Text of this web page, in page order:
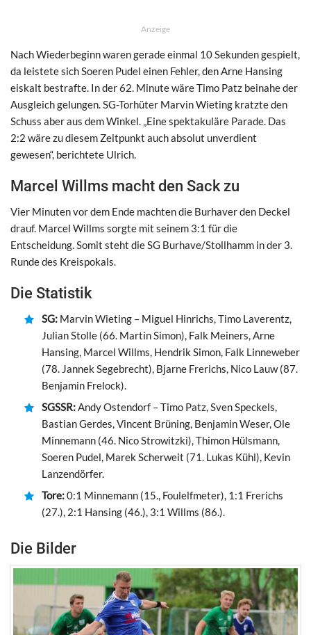
Anzeige
Nach Wiederbeginn waren gerade einmal 10 Sekunden gespielt,
da leistete sich Soeren Pudel einen Fehler, den Arne Hansing
eiskalt bestrafte. In der 62. Minute wäre Timo Patz beinahe der
Ausgleich gelungen. SG-Torhüter Marvin Wieting kratzte den
Schuss aber aus dem Winkel. „Eine spektakuläre Parade. Das
2:2 wäre zu diesem Zeitpunkt auch absolut unverdient
gewesen“, berichtete Ulrich.
Marcel Willms macht den Sack zu
Vier Minuten vor dem Ende machten die Burhaver den Deckel
drauf. Marcel Willms sorgte mit seinem 3:1 für die
Entscheidung. Somit steht die SG Burhave/Stollhamm in der 3.
Runde des Kreispokals.
Die Statistik
SG: Marvin Wieting – Miguel Hinrichs, Timo Laverentz,
Julian Stolle (66. Martin Simon), Falk Meiners, Arne
Hansing, Marcel Willms, Hendrik Simon, Falk Linneweber
(78. Jannek Segebrecht), Bjarne Frerichs, Nico Lauw (87.
Benjamin Frelock).
SGSSR:Andy Ostendorf – Timo Patz, Sven Speckels,
Bastian Gerdes, Vincent Brüning, Benjamin Weser, Ole
Minnemann (46. Nico Strowitzki), Thimon Hülsmann,
Soeren Pudel, Marek Scherweit (71. Lukas Kühl), Kevin
Lanzendörfer.
Tore:0:1 Minnemann (15., Foulelfmeter), 1:1 Frerichs
(27.), 2:1 Hansing (46.), 3:1 Willms (86.).
Die Bilder